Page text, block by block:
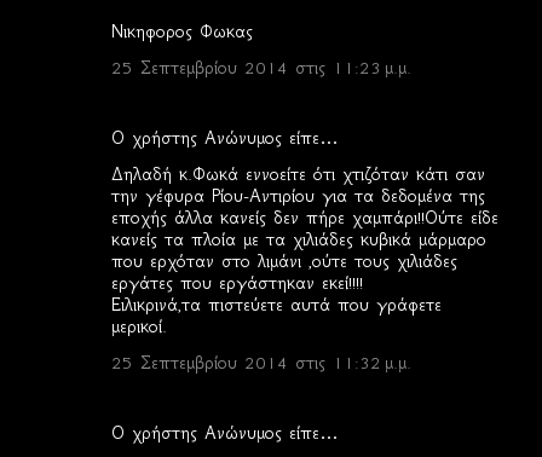
Νικηφορος Φωκας
25 Σεπτεμβρίου 2014 στις 11:23 μ.μ.
Ο χρήστης Ανώνυμος είπε…
Δηλαδή κ.Φωκά εννοείτε ότι χτιζόταν κάτι σαν
την γέφυρα Ρίου-Αντιρίου για τα δεδομένα της
εποχής άλλα κανείς δεν πήρε χαμπάρι!!Ούτε είδε
κανείς τα πλοία με τα χιλιάδες κυβικά μάρμαρο
που ερχόταν στο λιμάνι ,ούτε τους χιλιάδες
εργάτες που εργάστηκαν εκεί!!!!
Ειλικρινά,τα πιστεύετε αυτά που γράφετε
μερικοί.
25 Σεπτεμβρίου 2014 στις 11:32 μ.μ.
Ο χρήστης Ανώνυμος είπε…